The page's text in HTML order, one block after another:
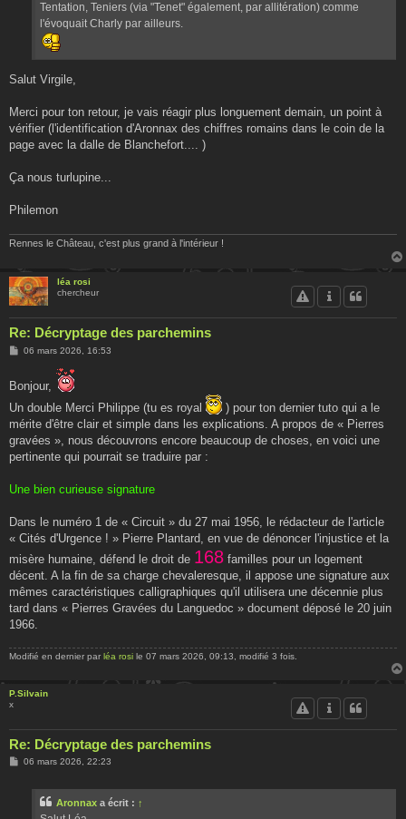
Tentation, Teniers (via "Tenet" également, par allitération) comme
l'évoquait Charly par ailleurs.
Salut Virgile,
Merci pour ton retour, je vais réagir plus longuement demain, un point à
vérifier (l'identification d'Aronnax des chiffres romains dans le coin de la
page avec la dalle de Blanchefort.... )
Ça nous turlupine...
Philemon
Rennes le Château, c'est plus grand à l'intérieur !
léa rosi
chercheur
Re: Décryptage des parchemins
M
s
a
g
e
06 mars 2026, 16:53
Bonjour,
Un double Merci Philippe (tu es royal
) pour ton dernier tuto qui a le
mérite d'être clair et simple dans les explications. A propos de « Pierres
gravées », nous découvrons encore beaucoup de choses, en voici une
pertinente qui pourrait se traduire par :
Une bien curieuse signature
Dans le numéro 1 de « Circuit » du 27 mai 1956, le rédacteur de l'article
« Cités d'Urgence ! » Pierre Plantard, en vue de dénoncer l'injustice et la
misère humaine, défend le droit de 168 familles pour un logement
décent. A la fin de sa charge chevaleresque, il appose une signature aux
mêmes caractéristiques calligraphiques qu'il utilisera une décennie plus
tard dans « Pierres Gravées du Languedoc » document déposé le 20 juin
1966.
Modifié en dernier par léa rosi le 07 mars 2026, 09:13, modifié 3 fois.
P.Silvain
x
Re: Décryptage des parchemins
M06 mars 2026, 22:23
Aronnax a écrit : ↑